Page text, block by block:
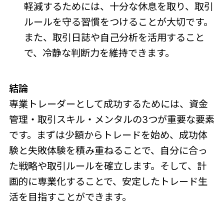
軽減するためには、十分な休息を取り、取引
ルールを守る習慣をつけることが大切です。
また、取引日誌や自己分析を活用すること
で、冷静な判断力を維持できます。
結論
専業トレーダーとして成功するためには、資金
管理・取引スキル・メンタルの3つが重要な要素
です。まずは少額からトレードを始め、成功体
験と失敗体験を積み重ねることで、自分に合っ
た戦略や取引ルールを確立します。そして、計
画的に専業化することで、安定したトレード生
活を目指すことができます。